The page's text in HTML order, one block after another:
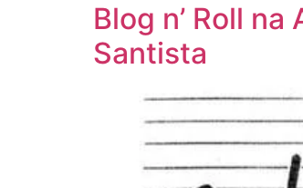
Blog n’ Roll
Santista